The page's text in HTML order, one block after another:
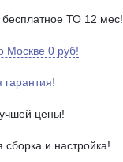
бесплатное ТО 12 мес!
Москве 0 руб!
цены!
сборка и настройка!
Остались вопросы?